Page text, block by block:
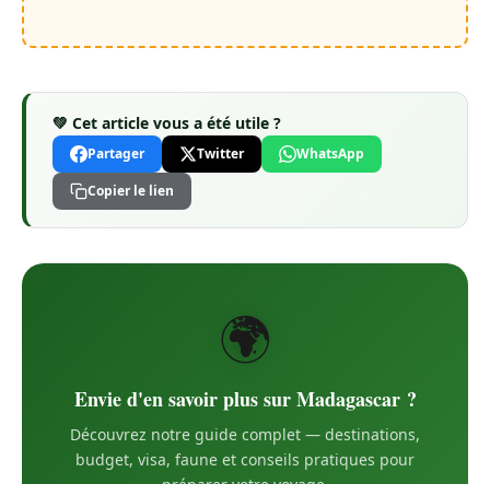
💚 Cet article vous a été utile ?
Partager Twitter WhatsApp
Copier le lien
🌍
Envie d'en savoir plus sur Madagascar ?
Découvrez notre guide complet — destinations,
budget, visa, faune et conseils pratiques pour